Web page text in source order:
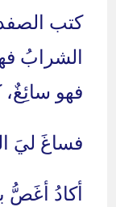
كتب
الشرابُ
فهو
فساغَ ليَ
أكادُ أغَصُّ